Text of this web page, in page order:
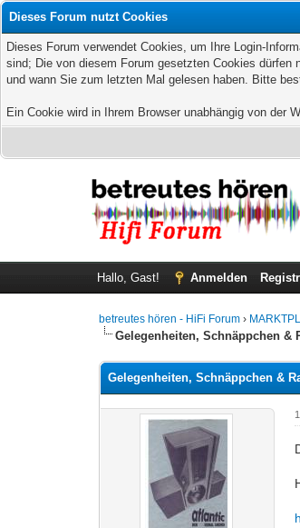
Dieses Forum nutzt Cookies
Dieses Forum verwendet Cookies, um Ihre Login-
sind; Die von diesem Forum gesetzten Cookies
und wann Sie zum letzten Mal gelesen haben. Bitte
Ein Cookie wird in Ihrem Browser unabhängig von der
Hallo, Gast! Anmelden
betreutes hören - HiFi Forum›
Gelegenheiten, Schnäppchen &
Gelegenheiten, Schnäppchen &